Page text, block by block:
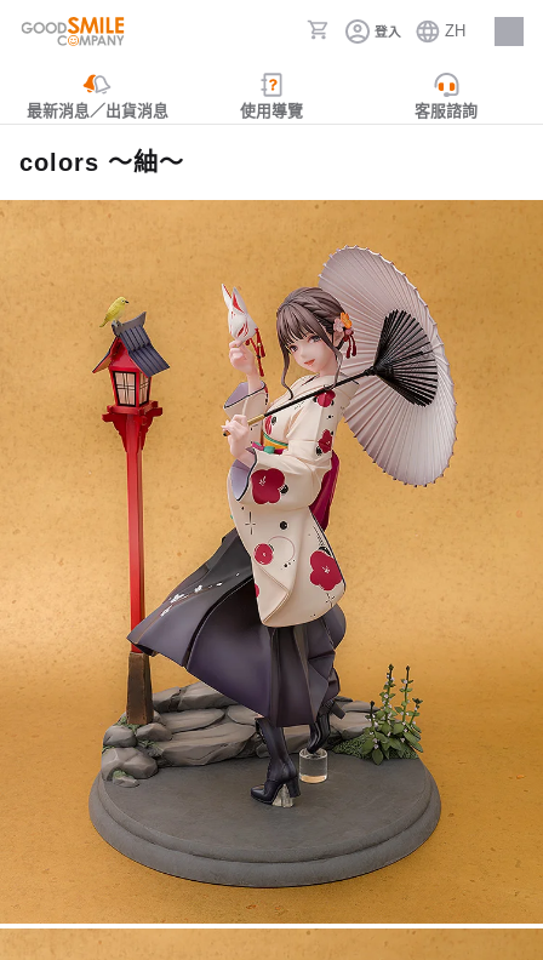
登入 ZH
人才招募
最新消息／出貨消息 使用導覽 客服諮詢
colors ～紬～